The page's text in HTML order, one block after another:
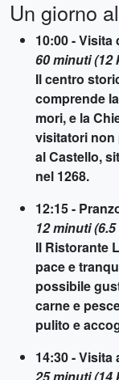
Un giorno
10:00 - Visita
60 minuti (12
Il centro
comprende
mori, e la
visitatori non
al Castello,
nel 1268.
12:15 -
12 minuti
Il Ristorante
pace e
possibile
carne e
pulito e
14:30 -